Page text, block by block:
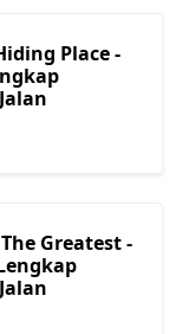
Place -
Greatest -